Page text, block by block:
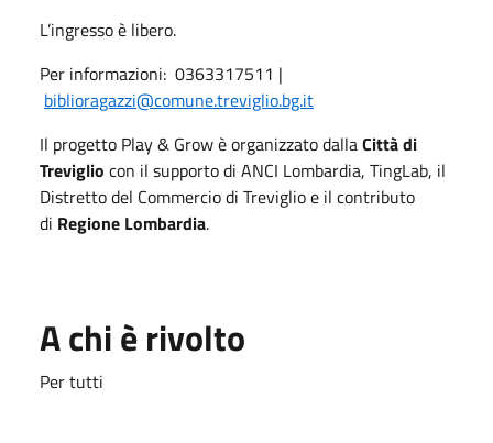
L’ingresso è libero.
Per informazioni: 0363317511 |
biblioragazzi@comune.treviglio.bg.it
Il progetto Play & Grow è organizzato dallaCittà di
Treviglio con il supporto di ANCI Lombardia, TingLab, il
Distretto del Commercio di Treviglio e il contributo
di Regione Lombardia.
A chi è rivolto
Per tutti